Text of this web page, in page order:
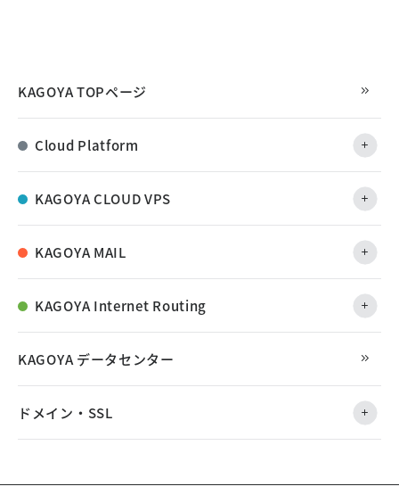
KAGOYA TOPページ
Cloud Platform
KAGOYA CLOUD VPS
KAGOYA MAIL
KAGOYA Internet Routing
KAGOYA データセンター
ドメイン・SSL